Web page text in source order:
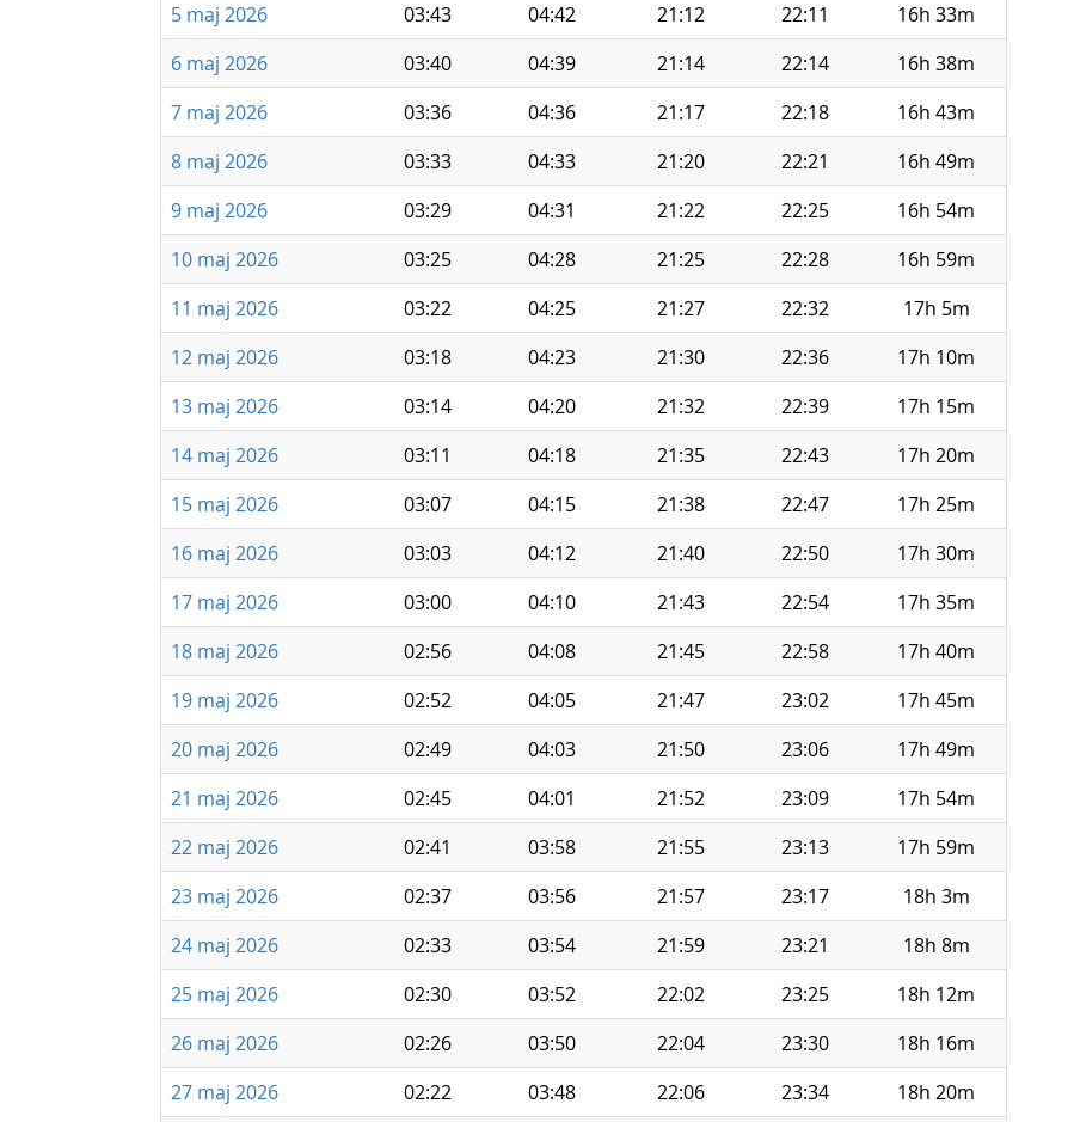
5 maj 2026
03:43 04:42 21:12 22:11
16h 33m
6 maj 2026
03:40 04:39 21:14 22:14
16h 38m
7 maj 2026
03:36 04:36 21:17 22:18
16h 43m
8 maj 2026
03:33 04:33 21:20 22:21
16h 49m
9 maj 2026
03:29 04:31 21:22 22:25
16h 54m
10 maj 2026
03:25 04:28 21:25 22:28
16h 59m
11 maj 2026
03:22 04:25 21:27 22:32
17h 5m
12 maj 2026
03:18 04:23 21:30 22:36
17h 10m
13 maj 2026
03:14 04:20 21:32 22:39
17h 15m
14 maj 2026
03:11 04:18 21:35 22:43
17h 20m
15 maj 2026
03:07 04:15 21:38 22:47
17h 25m
16 maj 2026
03:03 04:12 21:40 22:50
17h 30m
17 maj 2026
03:00 04:10 21:43 22:54
17h 35m
18 maj 2026
02:56 04:08 21:45 22:58
17h 40m
19 maj 2026
02:52 04:05 21:47 23:02
17h 45m
20 maj 2026
02:49 04:03 21:50 23:06
17h 49m
21 maj 2026
02:45 04:01 21:52 23:09
17h 54m
22 maj 2026
02:41 03:58 21:55 23:13
17h 59m
23 maj 2026
02:37 03:56 21:57 23:17
18h 3m
24 maj 2026
02:33 03:54 21:59 23:21
18h 8m
25 maj 2026
02:30 03:52 22:02 23:25
18h 12m
26 maj 2026
02:26 03:50 22:04 23:30
18h 16m
27 maj 2026
02:22 03:48 22:06 23:34 18h 20m